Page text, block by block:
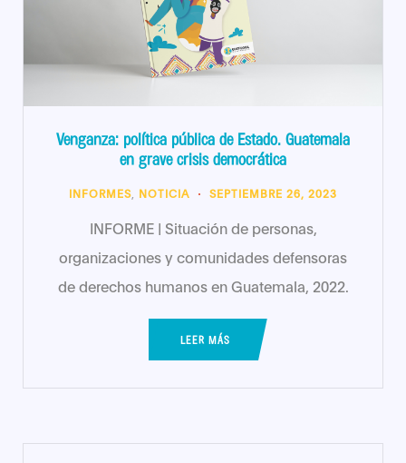
Venganza: política pública de Estado. Guatemala
en grave crisis democrática
INFORMES NOTICIA SEPTIEMBRE 26, 2023
INFORME | Situación de personas,
organizaciones y comunidades defensoras
de derechos humanos en Guatemala, 2022.
LEER MÁS